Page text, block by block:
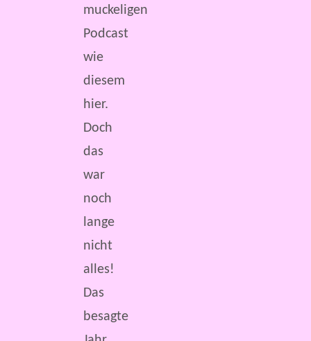
muckeligen
Podcast
wie
diesem
hier.
Doch
das
war
noch
lange
nicht
alles!
Das
besagte